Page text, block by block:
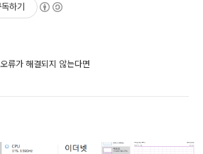
하기
류가 해결되지 않는다면